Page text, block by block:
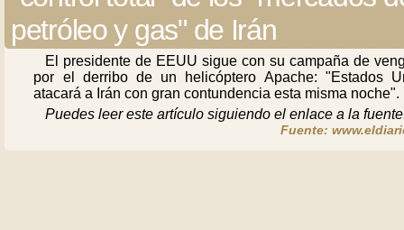
petróleo y gas" de Irán
El presidente de EEUU sigue con su campaña de
por el derribo de un helicóptero Apache: "Estados
atacará a Irán con gran contundencia esta misma noche".
Puedes leer este artículo siguiendo el enlace a la
Fuente: